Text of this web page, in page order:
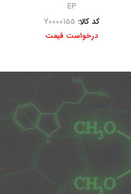
EP
کد کالا: Y0000155
درخواست قیمت